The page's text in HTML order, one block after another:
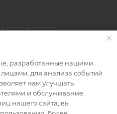
© ООО "МАРКЕТ ТРЕЙДИНГ"
разработанные нашими
для анализа событий
нам улучшать
и обслуживание.
нашего сайта, вы